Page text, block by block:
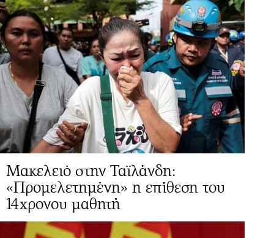
Μακελειό στην Ταϊλάνδη:
«Προμελετημένη» η επίθεση του
14χρονου μαθητή